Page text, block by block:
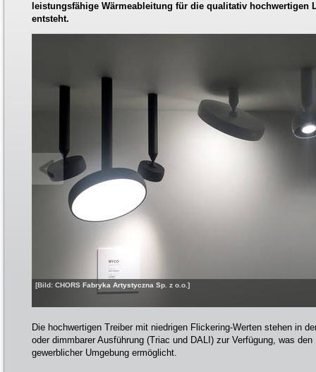
leistungsfähige Wärmeableitung für die qualitativ hochwertigen
entsteht.
[Bild: CHORS Fabryka Artystyczna Sp. z o.o.]
Die hochwertigen Treiber mit niedrigen Flickering-Werten stehen in
oder dimmbarer Ausführung (Triac und DALI) zur Verfügung, was
gewerblicher Umgebung ermöglicht.